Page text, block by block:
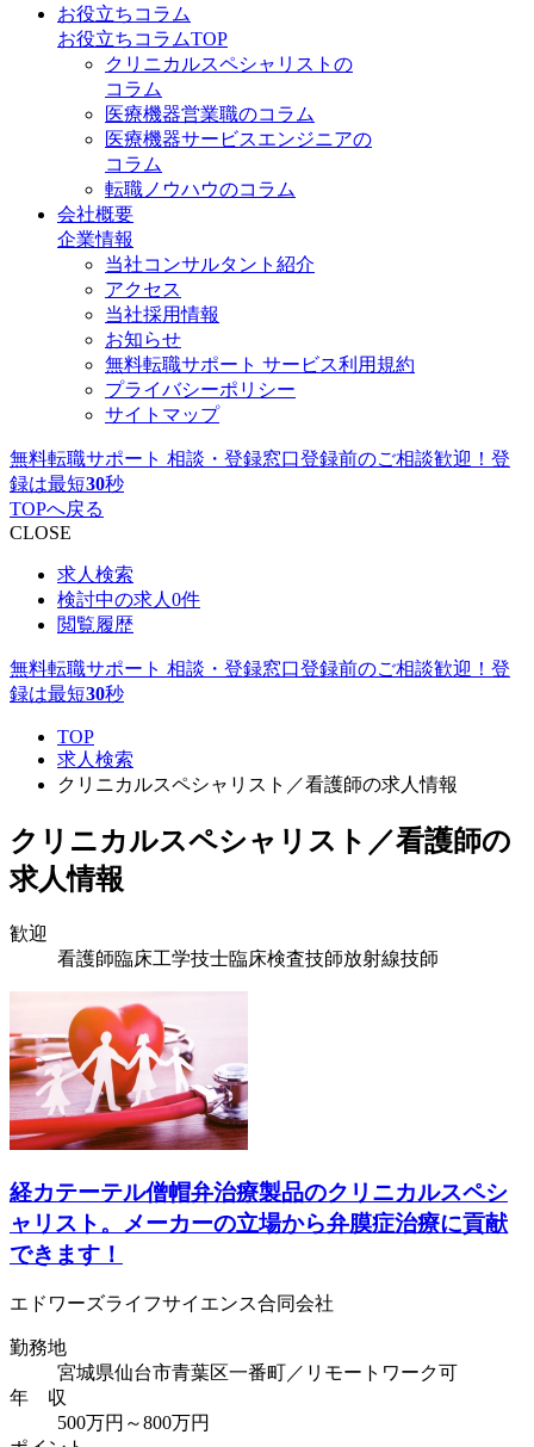
お役立ちコラム
お役立ちコラムTOP
クリニカルスペシャリストの
コラム
医療機器営業職のコラム
医療機器サービスエンジニアの
コラム
転職ノウハウのコラム
会社概要
企業情報
当社コンサルタント紹介
アクセス
当社採用情報
お知らせ
無料転職サポート サービス利用規約
プライバシーポリシー
サイトマップ
無料転職サポート 相談・登録窓口登録前のご相談歓迎！登
録は最短30秒
TOPへ戻る
CLOSE
求人検索
検討中の求人 0件
閲覧履歴
無料転職サポート 相談・登録窓口登録前のご相談歓迎！登
録は最短30秒
TOP
求人検索
クリニカルスペシャリスト／看護師の求人情報
クリニカルスペシャリスト／看護師の
求人情報
歓迎
看護師臨床工学技士臨床検査技師放射線技師
経カテーテル僧帽弁治療製品のクリニカルスペシ
ャリスト。メーカーの立場から弁膜症治療に貢献
できます！
エドワーズライフサイエンス合同会社
勤務地
宮城県仙台市青葉区一番町／リモートワーク可
年 収
500万円～800万円